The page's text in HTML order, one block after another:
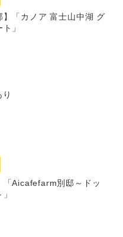
】「カノア 富士山中湖 グ
」
「Aicafefarm別邸～ドッ